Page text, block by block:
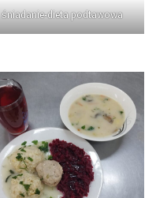
śniadanie-dieta podtawowa